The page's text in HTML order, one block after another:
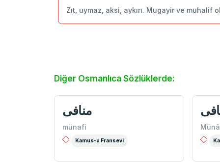
Zıt, uymaz, aksi, aykırı. Mugayir ve muhalif
Diğer Osmanlıca Sözlüklerde:
منافی
münafi
Kamus-u Fransevi